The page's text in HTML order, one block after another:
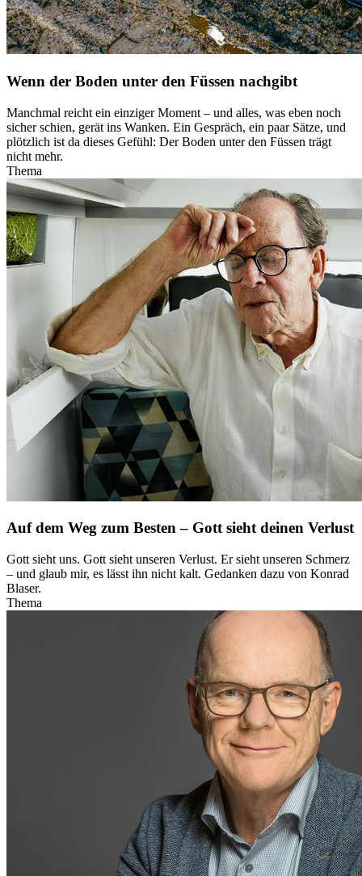
Wenn der Boden unter den Füssen nachgibt
Manchmal reicht ein einziger Moment – und alles, was eben noch
sicher schien, gerät ins Wanken. Ein Gespräch, ein paar Sätze, und
plötzlich ist da dieses Gefühl: Der Boden unter den Füssen trägt
nicht mehr.
Thema
Auf dem Weg zum Besten – Gott sieht deinen Verlust
Gott sieht uns. Gott sieht unseren Verlust. Er sieht unseren Schmerz
– und glaub mir, es lässt ihn nicht kalt. Gedanken dazu von Konrad
Blaser.
Thema